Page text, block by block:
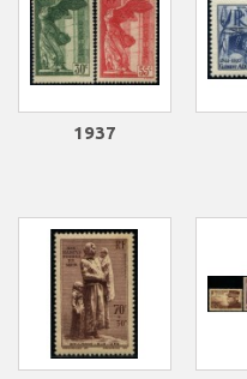
1937